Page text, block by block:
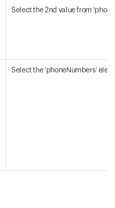
Select the 2nd value from
Select the 'phoneNumbers'